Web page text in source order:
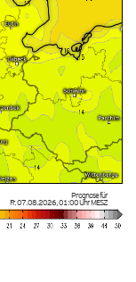
Prognose für
Fr. 07.08.2026,01:00 UhrMESZ